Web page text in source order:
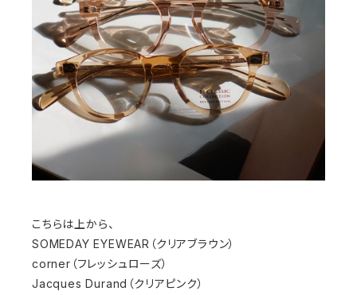
こちらは上から、
SOMEDAY EYEWEAR（クリアブラウン）
corner（フレッシュローズ）
Jacques Durand（クリアピンク）